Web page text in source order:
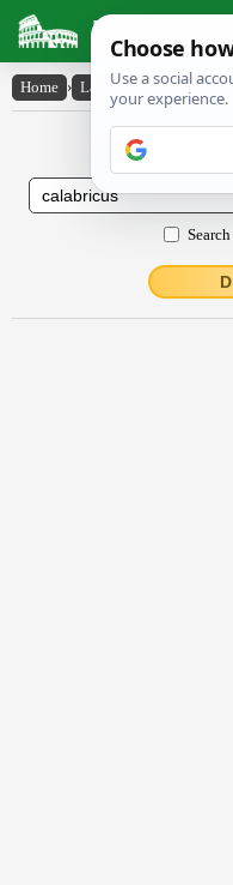
Latin
Home › Latin-English ›
Latin to